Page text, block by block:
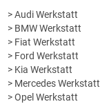
> Audi Werkstatt
> BMW Werkstatt
> Fiat Werkstatt
> Ford Werkstatt
> Kia Werkstatt
> Mercedes Werkstatt
> Opel Werkstatt